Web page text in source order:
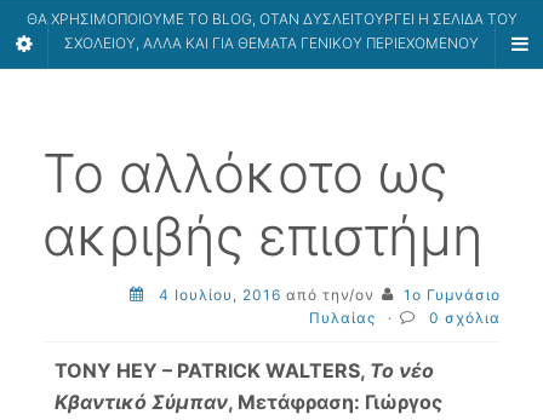
ΘΑ ΧΡΗΣΙΜΟΠΟΙΟΎΜΕ ΤΟ BLOG, ΌΤΑΝ ΔΥΣΛΕΙΤΟΥΡΓΕΊ Η ΣΕΛΊΔΑ ΤΟΥ
ΣΧΟΛΕΊΟΥ, ΑΛΛΆ ΚΑΙ ΓΙΑ ΘΈΜΑΤΑ ΓΕΝΙΚΟΎ ΠΕΡΙΕΧΟΜΈΝΟΥ
Το αλλόκοτο ως
ακριβής επιστήμη
4 Ιουλίου, 2016 από την/ον
1ο Γυμνάσιο
Πυλαίας
· 0 σχόλια
TONY HEY – PATRICK WALTERS, Το νέο
Κβαντικό Σύμπαν, Μετάφραση: Γιώργος